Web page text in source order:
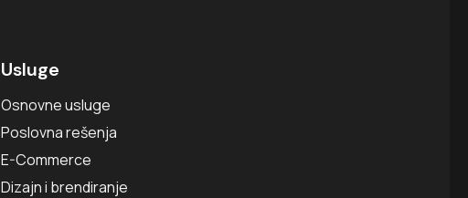
Usluge
Osnovne usluge
Poslovna rešenja
E-Commerce
Dizajn i brendiranje